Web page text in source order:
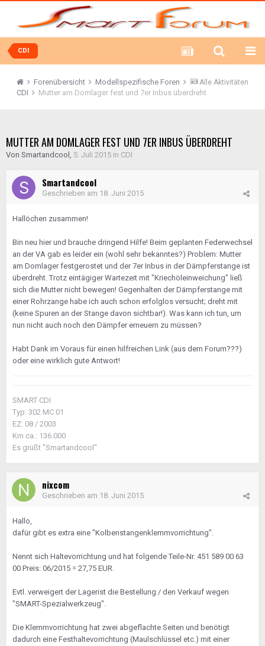
CDI
Alle Aktivitäten
Forenübersicht
Modellspezifische Foren
CDI
Mutter am Domlager fest und 7er Inbus überdreht
MUTTER AM DOMLAGER FEST UND 7ER INBUS ÜBERDREHT
Von Smartandcool , 5. Juli 2015 in CDI
Smartandcool
Geschrieben am 18. Juni 2015
Hallöchen zusammen!
Bin neu hier und brauche dringend Hilfe! Beim geplanten Federwechsel
an der VA gab es leider ein (wohl sehr bekanntes?) Problem: Mutter
am Domlager festgerostet und der 7er Inbus in der Dämpferstange ist
überdreht. Trotz eintägiger Wartezeit mit "Kriechöleinweichung" ließ
sich die Mutter nicht bewegen! Gegenhalten der Dämpferstange mit
einer Rohrzange habe ich auch schon erfolglos versucht; dreht mit
(keine Spuren an der Stange davon sichtbar!). Was kann ich tun, um
nun nicht auch noch den Dämpfer erneuern zu müssen?
Habt Dank im Voraus für einen hilfreichen Link (aus dem Forum???)
oder eine wirklich gute Antwort!
SMART CDI
Typ: 302 MC 01
EZ: 08 / 2003
Km ca.: 136.000
Es grüßt "Smartandcool"
nixcom
Geschrieben am 18. Juni 2015
Hallo,
dafür gibt es extra eine "Kolbenstangenklemmvorrichtung".
Nennt sich Haltevorrichtung und hat folgende Teile-Nr. 451 589 00 63
00 Preis: 06/2015 = 27,75 EUR.
Evtl. verweigert der Lagerist die Bestellung / den Verkauf wegen
"SMART-Spezialwerkzeug".
Die Klemmvorrichtung hat zwei abgeflachte Seiten und benötigt
dadurch eine Festhaltevorrichtung (Maulschlüssel etc.) mit einer